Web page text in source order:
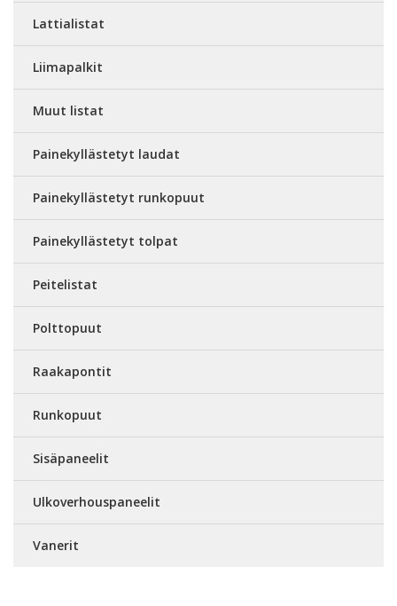
Lattialistat
Liimapalkit
Muut listat
Painekyllästetyt laudat
Painekyllästetyt runkopuut
Painekyllästetyt tolpat
Peitelistat
Polttopuut
Raakapontit
Runkopuut
Sisäpaneelit
Ulkoverhouspaneelit
Vanerit